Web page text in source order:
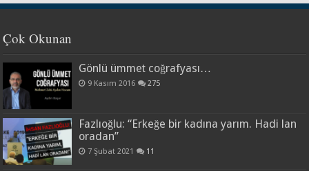
Çok Okunan
Gönlü ümmet coğrafyası…
9 Kasım 2016 275
Fazlıoğlu: “Erkeğe bir kadına yarım. Hadi lan
oradan”
7 Şubat 2021 11